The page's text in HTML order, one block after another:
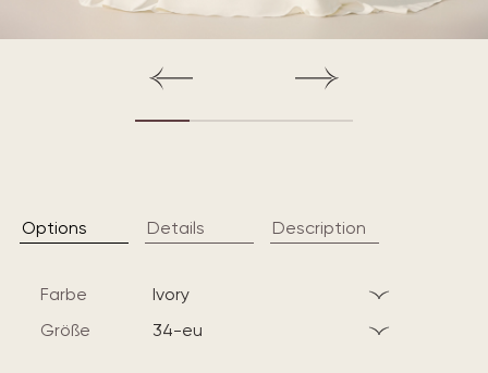
Options Details Description
Farbe
ivory
Größe
34-eu